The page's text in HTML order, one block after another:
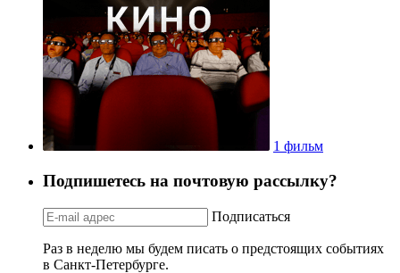
1 фильм
Подпишетесь на почтовую рассылку?
Подписаться
Раз в неделю мы будем писать о предстоящих событиях
в Санкт-Петербурге.